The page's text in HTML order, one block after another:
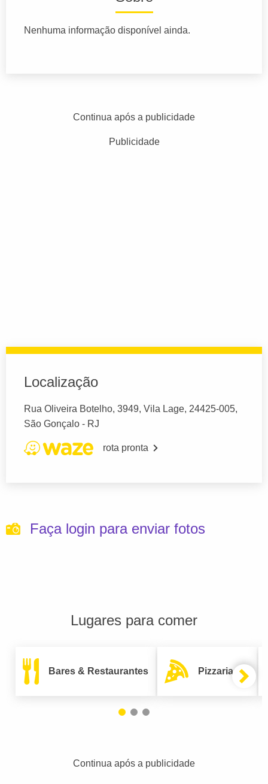
Nenhuma informação disponível ainda.
Continua após a publicidade
Publicidade
Localização
Rua Oliveira Botelho, 3949, Vila Lage, 24425-005,
São Gonçalo - RJ
rota pronta
Faça login para enviar fotos
Lugares para comer
Bares & Restaurantes Pizzarias
Continua após a publicidade